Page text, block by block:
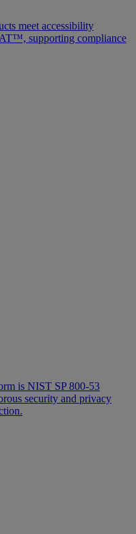
meet accessibility
supporting compliance
is NIST SP 800-53
security and privacy